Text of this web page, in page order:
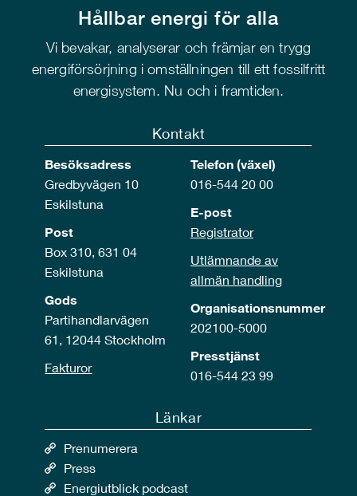
Hållbar energi för alla
Vi bevakar, analyserar och främjar en trygg
energiförsörjning i omställningen till ett fossilfritt
energisystem. Nu och i framtiden.
Kontakt
Besöksadress
Gredbyvägen 10
Eskilstuna
Post
Box 310, 631 04
Eskilstuna
Gods
Partihandlarvägen
61, 12044 Stockholm
Fakturor
Telefon (växel)
016-544 20 00
E-post
Registrator
Utlämnande av
allmän handling
Organisationsnummer
202100-5000
Presstjänst
016-544 23 99
Länkar
Prenumerera
Press
Energiutblick podcast